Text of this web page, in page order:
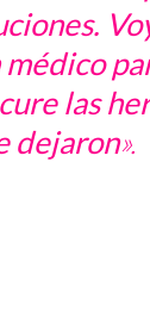
las
dejaron».